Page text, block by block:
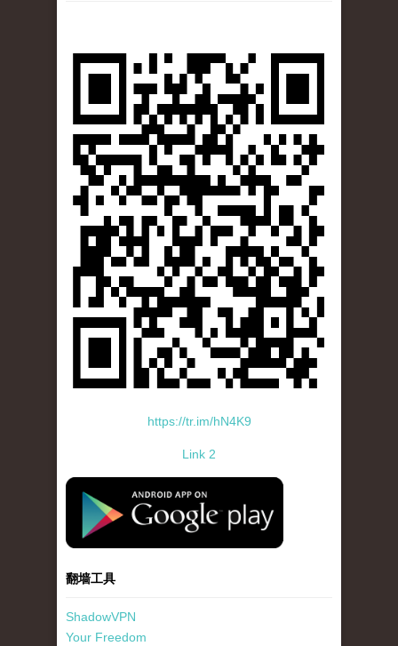
https://tr.im/hN4K9
Link 2
standard-icon-googleplay-app-store.png
翻墙工具
ShadowVPN
Your Freedom